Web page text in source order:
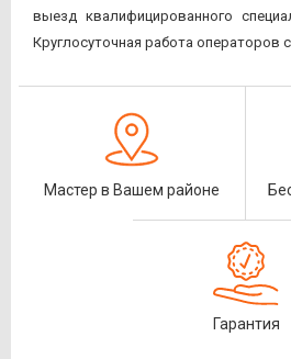
выезд квалифицированного
Круглосуточная работа операторов
Мастер в Вашем районе
Гарантия